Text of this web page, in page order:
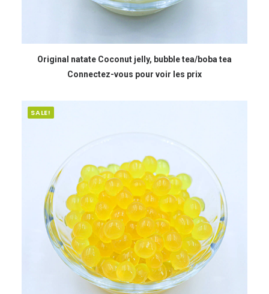
READ MORE
Original natate Coconut jelly, bubble tea/boba tea
Connectez-vous pour voir les prix
SALE!